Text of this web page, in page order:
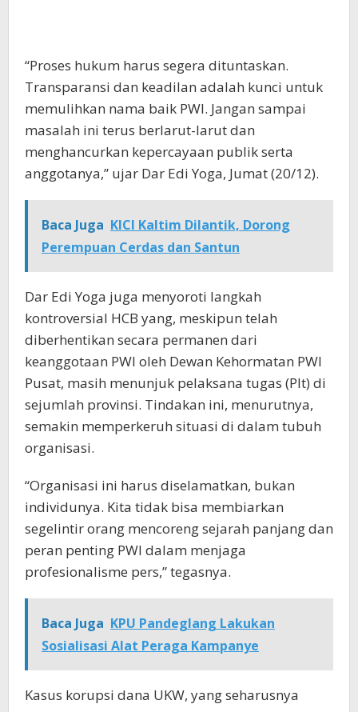
“Proses hukum harus segera dituntaskan.
Transparansi dan keadilan adalah kunci untuk
memulihkan nama baik PWI. Jangan sampai
masalah ini terus berlarut-larut dan
menghancurkan kepercayaan publik serta
anggotanya,” ujar Dar Edi Yoga, Jumat (20/12).
Baca Juga KICI Kaltim Dilantik, Dorong
Perempuan Cerdas dan Santun
Dar Edi Yoga juga menyoroti langkah
kontroversial HCB yang, meskipun telah
diberhentikan secara permanen dari
keanggotaan PWI oleh Dewan Kehormatan PWI
Pusat, masih menunjuk pelaksana tugas (Plt) di
sejumlah provinsi. Tindakan ini, menurutnya,
semakin memperkeruh situasi di dalam tubuh
organisasi.
“Organisasi ini harus diselamatkan, bukan
individunya. Kita tidak bisa membiarkan
segelintir orang mencoreng sejarah panjang dan
peran penting PWI dalam menjaga
profesionalisme pers,” tegasnya.
Baca Juga KPU Pandeglang Lakukan
Sosialisasi Alat Peraga Kampanye
Kasus korupsi dana UKW, yang seharusnya